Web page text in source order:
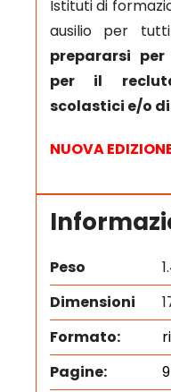
Istituti di
ausilio per
prepararsi
per il
scolastici e/o
NUOVA
Peso
Dimensioni
Formato:
Pagine: